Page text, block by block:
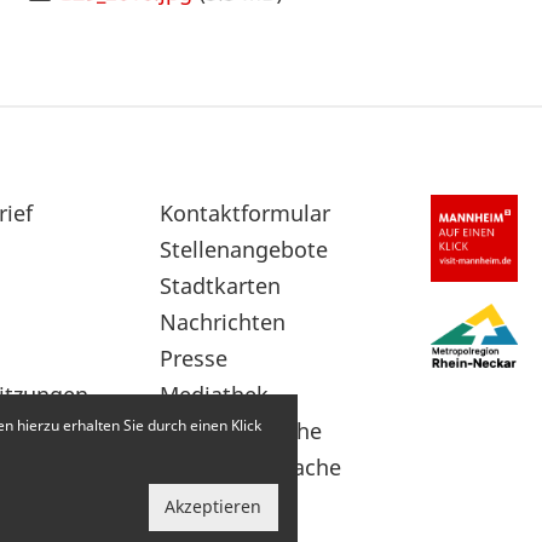
Sekundärnavigation
im
Fußbereich
Kontaktformular
Stellenangebote
Stadtkarten
Nachrichten
Presse
Mediathek
Leichte Sprache
Gebärdensprache
hierzu erhalten Sie durch einen Klick
Akzeptieren